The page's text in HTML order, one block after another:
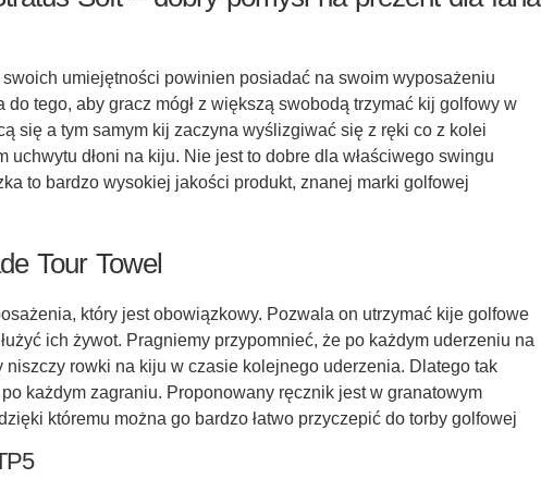
umiejętności powinien posiadać na swoim wyposażeniu
do tego, aby gracz mógł z większą swobodą trzymać kij golfowy w
się a tym samym kij zaczyna wyślizgiwać się z ręki co z kolei
dłoni na kiju. Nie jest to dobre dla właściwego swingu
to bardzo wysokiej jakości produkt, znanej marki golfowej
Tour Towel
który jest obowiązkowy. Pozwala on utrzymać kije golfowe
ich żywot. Pragniemy przypomnieć, że po każdym uderzeniu na
rowki na kiju w czasie kolejnego uderzenia. Dlatego tak
każdym zagraniu. Proponowany ręcznik jest w granatowym
któremu można go bardzo łatwo przyczepić do torby golfowej